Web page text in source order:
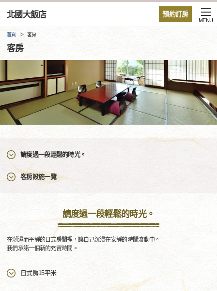
預約訂房
北國大飯店
MENU
首頁 客房
客房
請度過一段輕鬆的時光。
客房設施一覽
請度過一段輕鬆的時光。
在潮濕而平靜的日式房間裡，讓自己沉浸在安靜的時間流動中。
我們承諾一個新的充實時間。
日式房15平米